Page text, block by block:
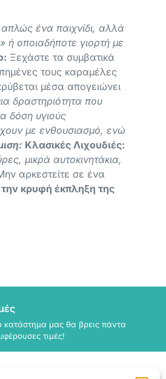
ένα παιχνίδι, αλλά
ή οποιαδήποτε γιορτή με
Ξεχάστε τα συμβατικά
τους καραμέλες
μέσα απογειώνει
δραστηριότητα που
δόση υγιούς
με ενθουσιασμό, ενώ
Κλασικές Λιχουδιές:
μικρά αυτοκινητάκια,
αρκεστείτε σε ένα
κρυφή έκπληξη της
κατάστημα μας θα βρεις πάντα
τιμές!